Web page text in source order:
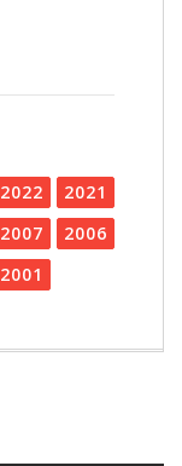
2022
2021
2007
2006
2001